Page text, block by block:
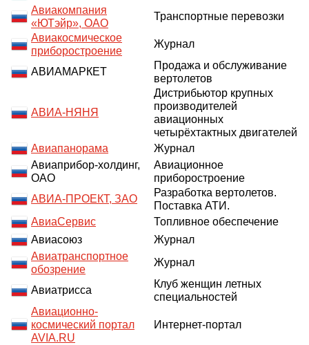
Авиакомпания
«ЮТэйр», ОАО
Транспортные перевозки
Авиакосмическое
приборостроение
Журнал
АВИАМАРКЕТ
Продажа и обслуживание
вертолетов
АВИА-НЯНЯ
Дистрибьютор крупных
производителей
авиационных
четырёхтактных двигателей
Авиапанорама
Журнал
Авиаприбор-холдинг,
ОАО
Авиационное
приборостроение
АВИА-ПРОЕКТ, ЗАО
Разработка вертолетов.
Поставка АТИ.
АвиаСервис
Топливное обеспечение
Авиасоюз
Журнал
Авиатранспортное
обозрение
Журнал
Авиатрисса
Клуб женщин летных
специальностей
Авиационно-
космический портал
AVIA.RU
Интернет-портал